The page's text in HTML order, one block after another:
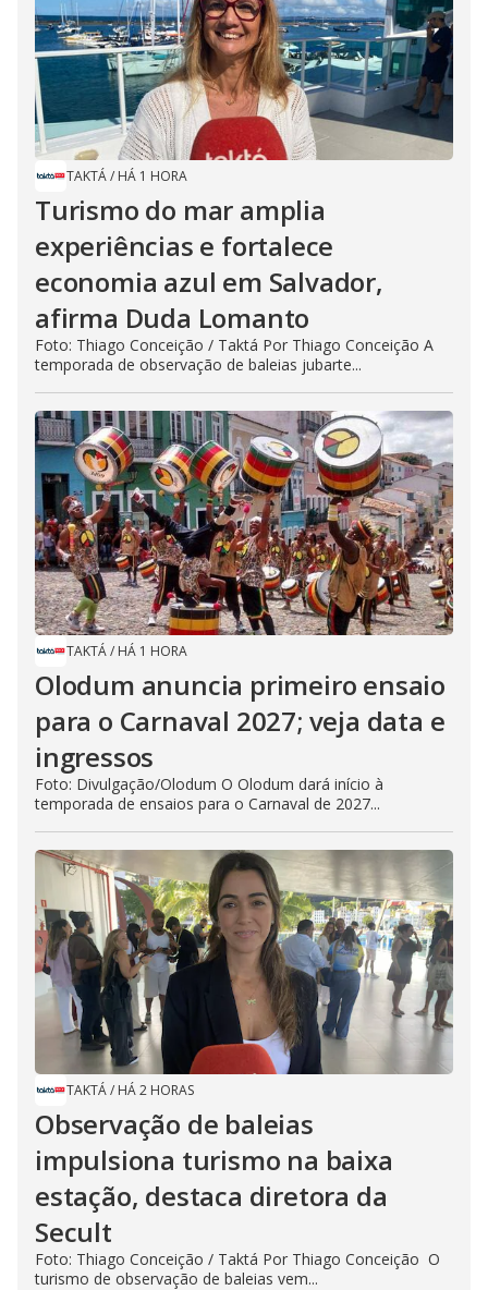
TAKTÁ/ HÁ 1 HORA
Turismo do mar amplia
experiências e fortalece
economia azul em Salvador,
afirma Duda Lomanto
Foto: Thiago Conceição / Taktá Por Thiago Conceição A
temporada de observação de baleias jubarte...
TAKTÁ/ HÁ 1 HORA
Olodum anuncia primeiro ensaio
para o Carnaval 2027; veja data e
ingressos
Foto: Divulgação/Olodum O Olodum dará início à
temporada de ensaios para o Carnaval de 2027...
TAKTÁ/ HÁ 2 HORAS
Observação de baleias
impulsiona turismo na baixa
estação, destaca diretora da
Secult
Foto: Thiago Conceição / Taktá Por Thiago Conceição O
turismo de observação de baleias vem...